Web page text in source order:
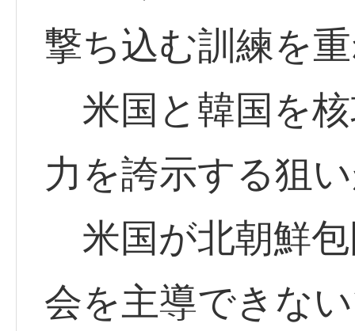
撃ち込む訓練を
米国と韓国を
力を誇示する狙
米国が北朝鮮
会を主導できな